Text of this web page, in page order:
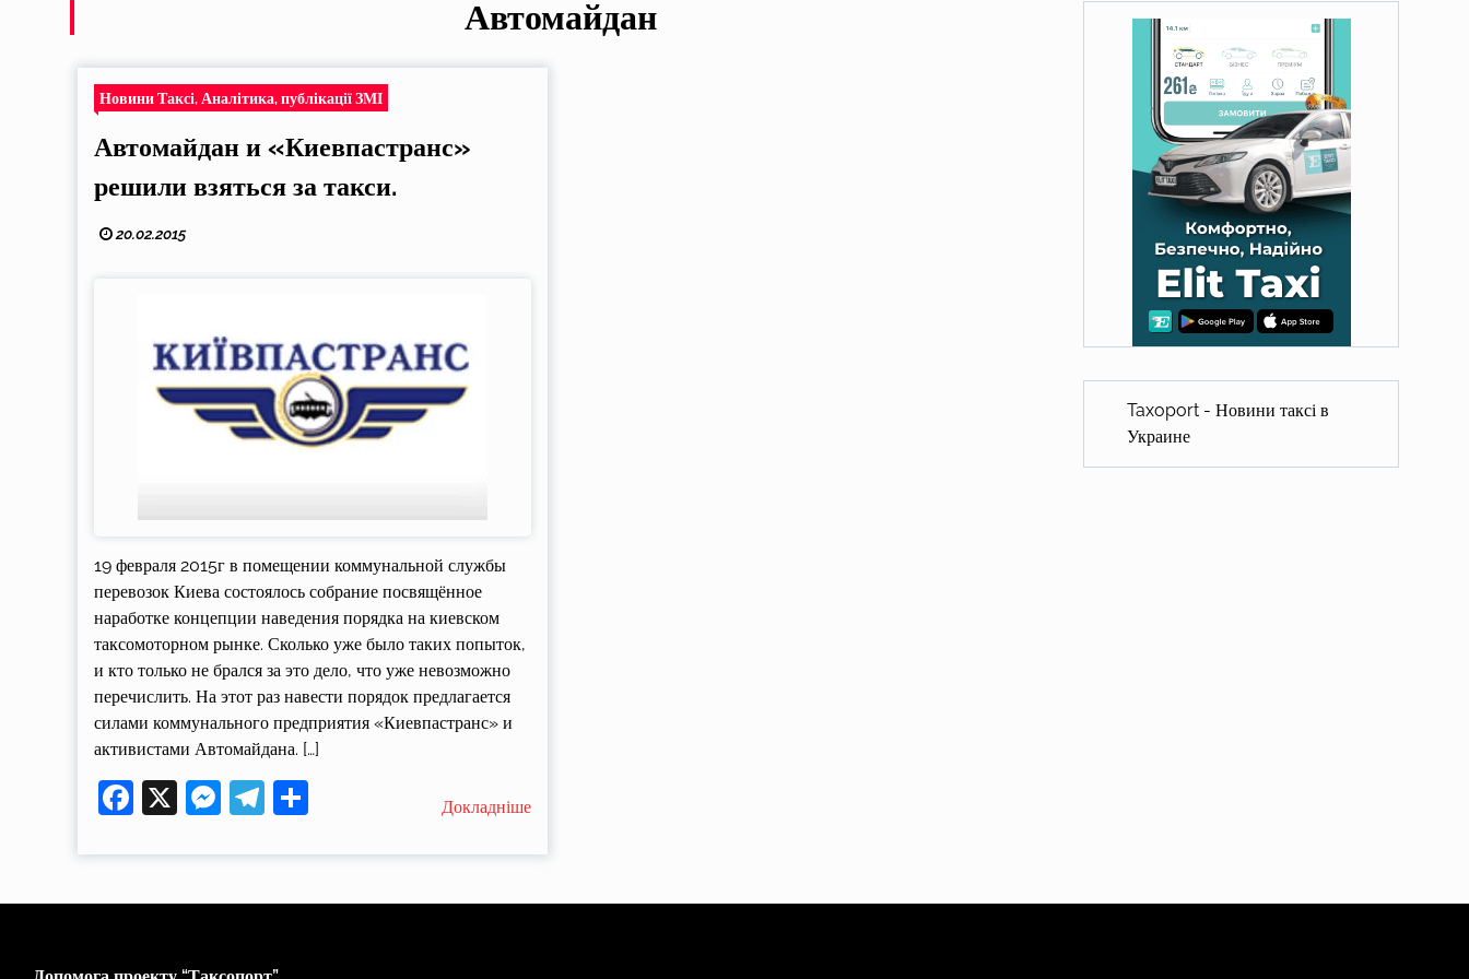
Автомайдан
Новини Таксі, Аналітика, публікації ЗМІ
Автомайдан и «Киевпастранс»
решили взяться за такси.
20.02.2015
19 февраля 2015г в помещении коммунальной службы
перевозок Киева состоялось собрание посвящённое
наработке концепции наведения порядка на киевском
таксомоторном рынке. Сколько уже было таких попыток,
и кто только не брался за это дело, что уже невозможно
перечислить. На этот раз навести порядок предлагается
силами коммунального предприятия «Киевпастранс» и
активистами Автомайдана. […]
Facebook
X Messenger
Telegram
ПоділитисяДокладніше
Taxoport - Новини таксі в
Украине